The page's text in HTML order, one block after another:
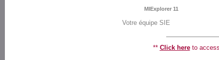
MIExplorer 11
Votre équipe SIE
** Click hereto